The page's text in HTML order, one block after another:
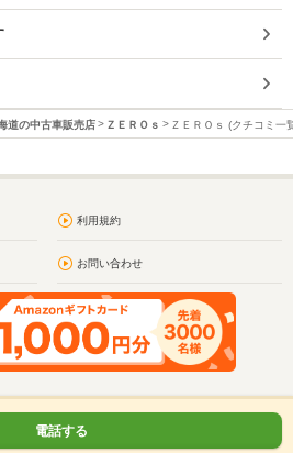
道の中古車販売店 ＺＥＲＯｓ ＺＥＲＯｓ (クチコミ一
利用規約
お問い合わせ
電話する